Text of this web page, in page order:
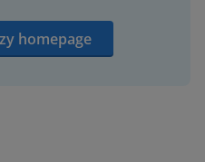
homepage